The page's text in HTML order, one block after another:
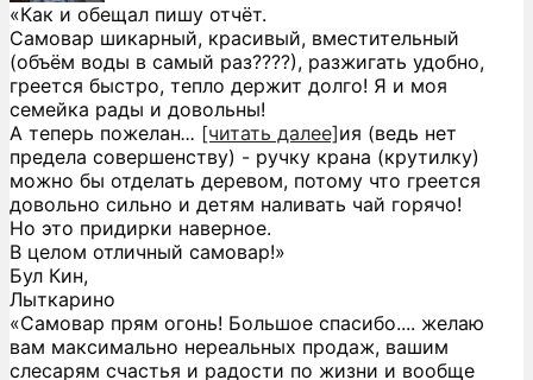
«Как и обещал пишу отчёт.
Самовар шикарный, красивый, вместительный
(объём воды в самый раз????), разжигать удобно,
греется быстро, тепло держит долго! Я и моя
семейка рады и довольны!
А теперь пожелан... [читать далее]ия (ведь нет
предела совершенству) - ручку крана (крутилку)
можно бы отделать деревом, потому что греется
довольно сильно и детям наливать чай горячо!
Но это придирки наверное.
В целом отличный самовар!»
Бул Кин,
Лыткарино
«Самовар прям огонь! Большое спасибо.... желаю
вам максимально нереальных продаж, вашим
слесарям счастья и радости по жизни и вообще